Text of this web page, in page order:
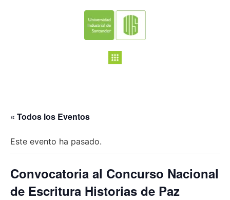
« Todos los Eventos
Este evento ha pasado.
Convocatoria al Concurso Nacional
de Escritura Historias de Paz